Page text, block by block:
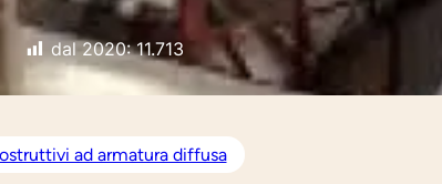
dal 2020: 11.713
ad armatura diffusa